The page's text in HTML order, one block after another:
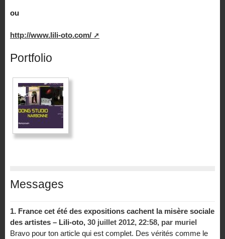
ou
http://www.lili-oto.com/
Portfolio
Messages
1. France cet été des expositions cachent la misère sociale
des artistes – Lili-oto, 30 juillet 2012, 22:58, par muriel
Bravo pour ton article qui est complet. Des vérités comme le